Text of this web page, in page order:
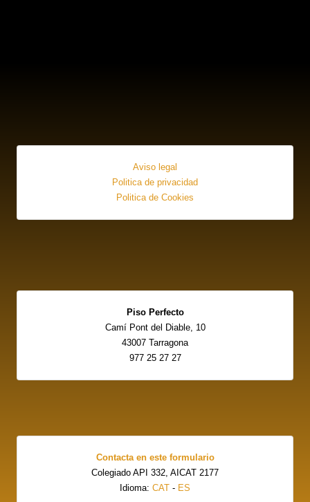
Aviso legal
Politica de privacidad
Politica de Cookies
Piso Perfecto
Camí Pont del Diable, 10
43007 Tarragona
977 25 27 27
Contacta en este formulario
Colegiado API 332, AICAT 2177
Idioma: CAT - ES